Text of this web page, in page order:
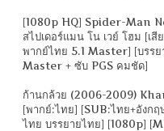
[1080p HQ] Spider-Man
สไปเดอร์แมน โน เวย์ โฮม [เสี
พากย์ไทย 5.1 Master] [บรร
Master + ซับ PGS คมชัด]
ก้านกล้วย (2006-2009)
[พากย์:ไทย] [SUB:ไทย+อังก
ไทย บรรยายไทย] [1080p]